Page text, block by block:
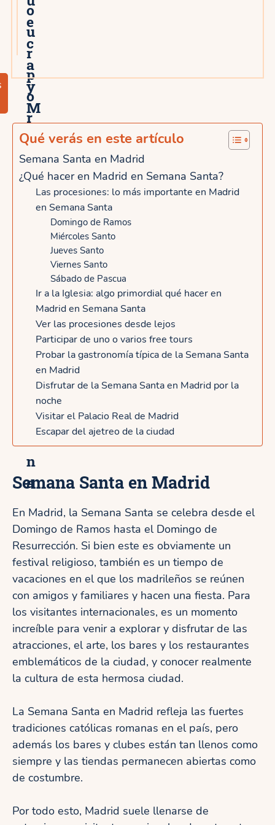
e
c
a
y
M
a
l
a
o
u
r
p
o
r
L
a
v
n
a
Qué verás en este artículo
Semana Santa en Madrid
¿Qué hacer en Madrid en Semana Santa?
Las procesiones: lo más importante en Madrid
en Semana Santa
Domingo de Ramos
Miércoles Santo
Jueves Santo
Viernes Santo
Sábado de Pascua
Ir a la Iglesia: algo primordial qué hacer en
Madrid en Semana Santa
Ver las procesiones desde lejos
Participar de uno o varios free tours
Probar la gastronomía típica de la Semana Santa
en Madrid
Disfrutar de la Semana Santa en Madrid por la
noche
Visitar el Palacio Real de Madrid
Escapar del ajetreo de la ciudad
Semana Santa en Madrid
En Madrid, la Semana Santa se celebra desde el
Domingo de Ramos hasta el Domingo de
Resurrección. Si bien este es obviamente un
festival religioso, también es un tiempo de
vacaciones en el que los madrileños se reúnen
con amigos y familiares y hacen una fiesta. Para
los visitantes internacionales, es un momento
increíble para venir a explorar y disfrutar de las
atracciones, el arte, los bares y los restaurantes
emblemáticos de la ciudad, y conocer realmente
la cultura de esta hermosa ciudad.
La Semana Santa en Madrid refleja las fuertes
tradiciones católicas romanas en el país, pero
además los bares y clubes están tan llenos como
siempre y las tiendas permanecen abiertas como
de costumbre.
Por todo esto, Madrid suele llenarse de